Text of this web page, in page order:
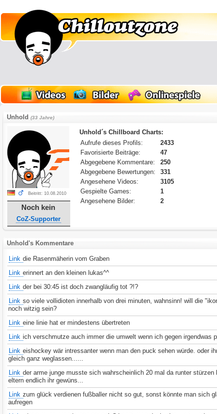
Unhold(33 Jahre)
Beitritt: 10.08.2010
Noch kein
CoZ-Supporter
Unhold´s Chillboard Charts:
Aufrufe dieses Profils:
2433
Favorisierte Beiträge:
47
Abgegebene Kommentare:
250
Abgegebene Bewertungen:
331
Angesehene Videos:
3105
Gespielte Games:
1
Angesehene Bilder:
2
Unhold's Kommentare
Link die Rasenmäherin vom Graben
Link erinnert an den kleinen lukas^^
Link der bei 30:45 ist doch zwangläufig tot ?!?
Link so viele vollidioten innerhalb von drei minuten, wahnsinn! will die
noch witzig sein?
Link eine linie hat er mindestens übertreten
Link ich verschmutze auch immer die umwelt wenn ich gegen irgendwas
Link eishockey wär intressanter wenn man den puck sehen würde. oder
gleich ganz weglassen......
Link der arme junge musste sich wahrscheinlich 20 mal da runter stürzen
eltern endlich ihr gewüns...
Link zum glück verdienen fußballer nicht so gut, sonst könnte man sich
aufregen